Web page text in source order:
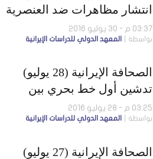
انتشار مظاهرات ضد العنصرية
في البلاد..واندلاع حريق ضخم
في مجمع للبتروكيماويات في
03:37 م - 30 يوليو 2016
بواسطة المعهد الدولي للدراسات الإيرانية
الصحافة الإيرانية (28 يوليو)
تدشين أول خط بحري بين
طهران ومسقط ولجنة
برلمانية للتحقيق في تسريب
03:25 م - 28 يوليو 2016
بواسطة المعهد الدولي للدراسات الإيرانية
الصحافة الإيرانية (27 يوليو)